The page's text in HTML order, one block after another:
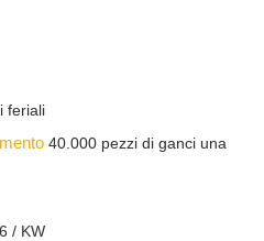
feriali
40.000 pezzi di ganci una
/ KW